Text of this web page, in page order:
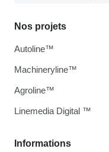
Informations
Nos projets
Autoline™
Machineryline™
Agroline™
Linemedia Digital ™